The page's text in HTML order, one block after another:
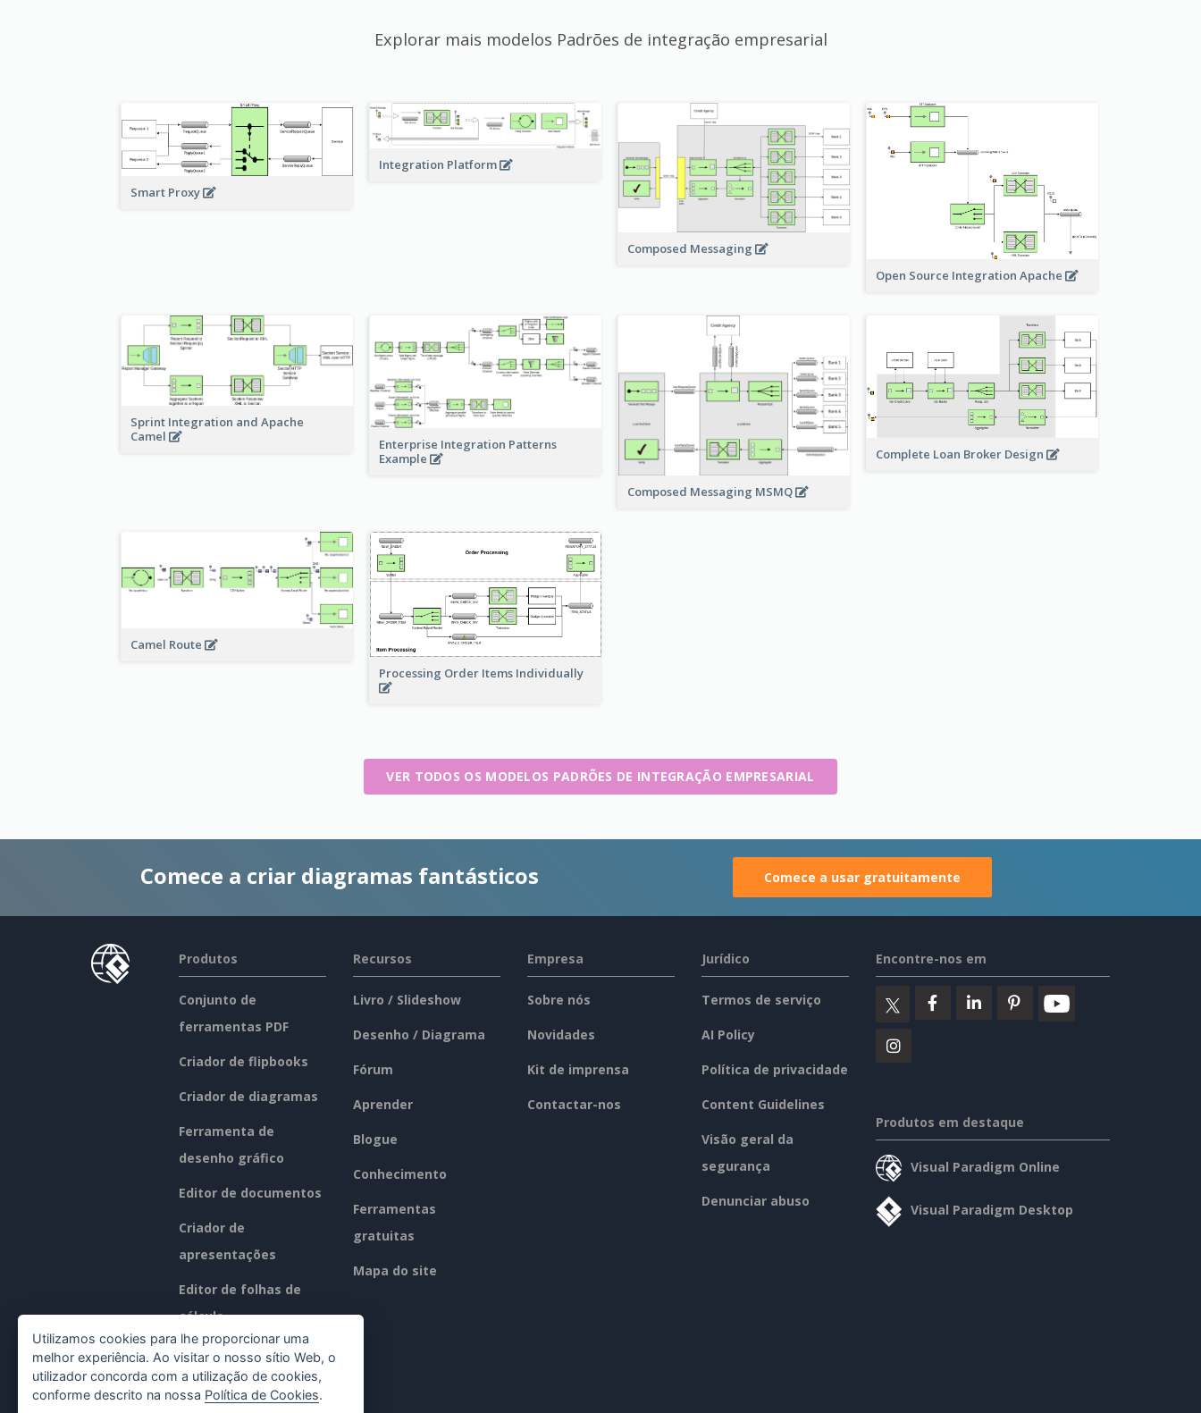
Explorar mais modelos Padrões de integração empresarial
Smart Proxy
Integration Platform
Composed Messaging
Open Source Integration Apache
Sprint Integration and Apache
Camel
Enterprise Integration Patterns
Example
Composed Messaging MSMQ
Complete Loan Broker Design
Camel Route
Processing Order Items Individually
VER TODOS OS MODELOS PADRÕES DE INTEGRAÇÃO EMPRESARIAL
Comece a criar diagramas fantásticos Comece a usar gratuitamente
Produtos
Conjunto de
ferramentas PDF
Criador de flipbooks
Criador de diagramas
Ferramenta de
desenho gráfico
Editor de documentos
Criador de
apresentações
Editor de folhas de
cálculo
Preços
Recursos
Livro / Slideshow
Desenho / Diagrama
Fórum
Aprender
Blogue
Conhecimento
Ferramentas
gratuitas
Mapa do site
Empresa
Sobre nós
Novidades
Kit de imprensa
Contactar-nos
Jurídico
Termos de serviço
AI Policy
Política de privacidade
Content Guidelines
Visão geral da
segurança
Denunciar abuso
Encontre-nos em
Produtos em destaque
Visual Paradigm Online
Visual Paradigm Desktop
Utilizamos cookies para lhe proporcionar uma
melhor experiência. Ao visitar o nosso sítio Web, o
utilizador concorda com a utilização de cookies,
conforme descrito na nossa Política de Cookies.